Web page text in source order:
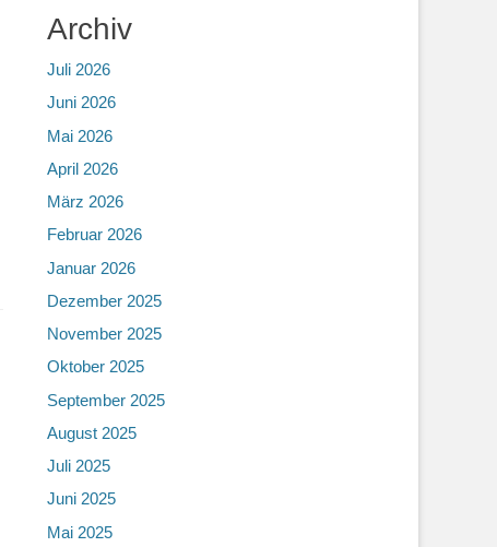
Archiv
Juli 2026
Juni 2026
Mai 2026
April 2026
März 2026
Februar 2026
Januar 2026
Dezember 2025
November 2025
Oktober 2025
September 2025
August 2025
Juli 2025
Juni 2025
Mai 2025